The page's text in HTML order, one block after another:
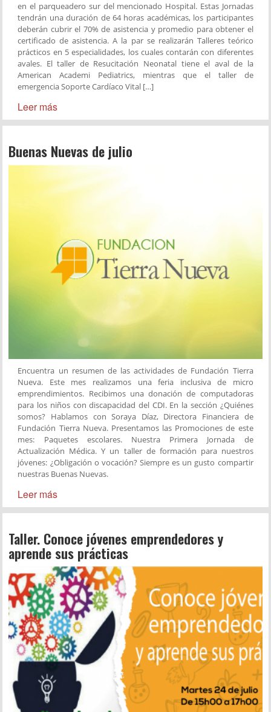
en el parqueadero sur del mencionado Hospital. Estas Jornadas
tendrán una duración de 64 horas académicas, los participantes
deberán cubrir el 70% de asistencia y promedio para obtener el
certificado de asistencia. A la par se realizarán Talleres teórico
prácticos en 5 especialidades, los cuales contarán con diferentes
avales. El taller de Resucitación Neonatal tiene el aval de la
American Academi Pediatrics, mientras que el taller de
emergencia Soporte Cardíaco Vital […]
Leer más
Buenas Nuevas de julio
Encuentra un resumen de las actividades de Fundación Tierra
Nueva. Este mes realizamos una feria inclusiva de micro
emprendimientos. Recibimos una donación de computadoras
para los niños con discapacidad del CDI. En la sección ¿Quiénes
somos? Hablamos con Soraya Díaz, Directora Financiera de
Fundación Tierra Nueva. Presentamos las Promociones de este
mes: Paquetes escolares. Nuestra Primera Jornada de
Actualización Médica. Y un taller de formación para nuestros
jóvenes: ¿Obligación o vocación? Siempre es un gusto compartir
nuestras Buenas Nuevas.
Leer más
Taller. Conoce jóvenes emprendedores y
aprende sus prácticas